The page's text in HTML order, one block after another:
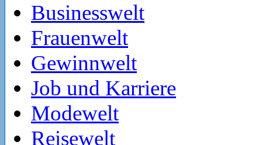
Businesswelt
Frauenwelt
Gewinnwelt
Job und Karriere
Modewelt
Reisewelt